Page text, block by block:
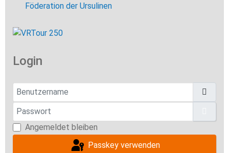
Föderation der Ursulinen
Login
Benutzername
Passwort
Angemeldet bleiben
Passkey verwenden